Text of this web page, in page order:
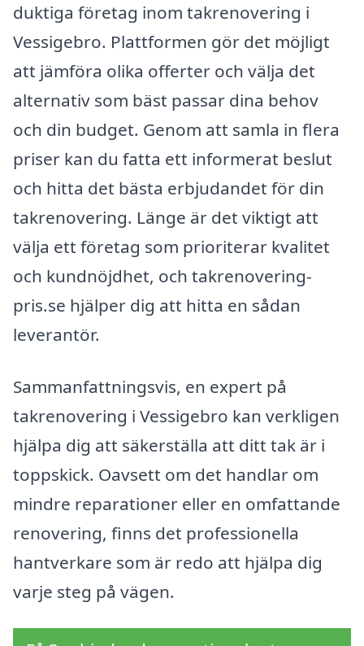
duktiga företag inom takrenovering i
Vessigebro. Plattformen gör det möjligt
att jämföra olika offerter och välja det
alternativ som bäst passar dina behov
och din budget. Genom att samla in flera
priser kan du fatta ett informerat beslut
och hitta det bästa erbjudandet för din
takrenovering. Länge är det viktigt att
välja ett företag som prioriterar kvalitet
och kundnöjdhet, och takrenovering-
pris.se hjälper dig att hitta en sådan
leverantör.
Sammanfattningsvis, en expert på
takrenovering i Vessigebro kan verkligen
hjälpa dig att säkerställa att ditt tak är i
toppskick. Oavsett om det handlar om
mindre reparationer eller en omfattande
renovering, finns det professionella
hantverkare som är redo att hjälpa dig
varje steg på vägen.